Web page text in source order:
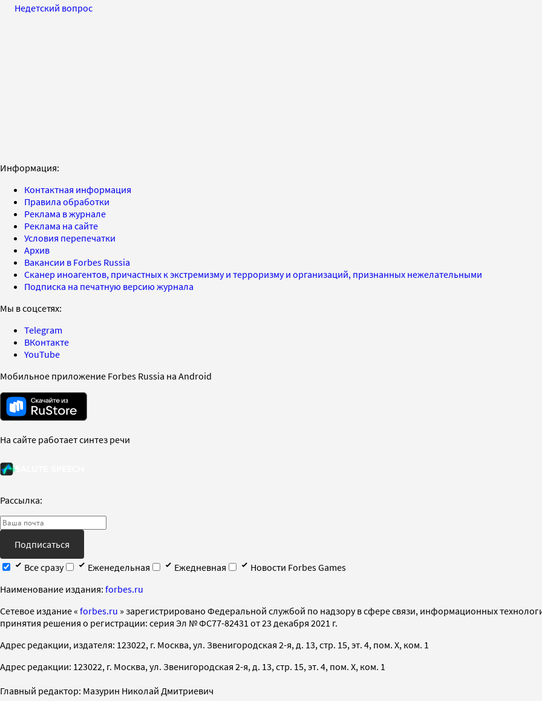
Недетский вопрос
Информация:
Контактная информация
Правила обработки
Реклама в журнале
Реклама на сайте
Условия перепечатки
Архив
Вакансии в Forbes Russia
Сканер иноагентов, причастных к экстремизму и терроризму и организаций, признанных нежелательными
Подписка на печатную версию журнала
Мы в соцсетях:
Telegram
ВКонтакте
YouTube
Мобильное приложение Forbes Russia на Android
На сайте работает синтез речи
Рассылка:
Подписаться
Все сразу
Еженедельная Ежедневная
Новости Forbes Games
Наименование издания: forbes.ru
Cетевое издание « forbes.ru » зарегистрировано Федеральной службой по надзору в сфере связи, информационных
принятия решения о регистрации: серия Эл № ФС77-82431 от 23 декабря 2021 г.
Адрес редакции, издателя: 123022, г. Москва, ул. Звенигородская 2-я, д. 13, стр. 15, эт. 4, пом. X, ком. 1
Адрес редакции: 123022, г. Москва, ул. Звенигородская 2-я, д. 13, стр. 15, эт. 4, пом. X, ком. 1
Главный редактор: Мазурин Николай Дмитриевич